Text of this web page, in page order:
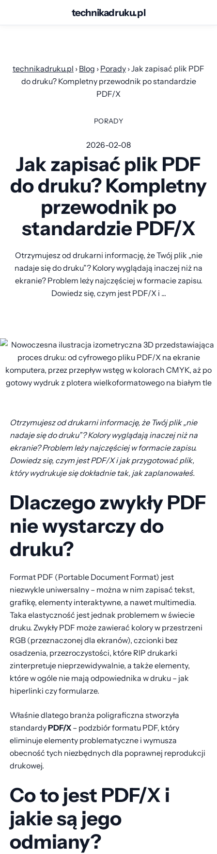
technikadruku.pl › Blog › Porady ›Jak zapisać plik PDF
do druku? Kompletny przewodnik po standardzie
PDF/X
PORADY
2026-02-08
Jak zapisać plik PDF
do druku? Kompletny
przewodnik po
standardzie PDF/X
Otrzymujesz od drukarni informację, że Twój plik „nie
nadaje się do druku”? Kolory wyglądają inaczej niż na
ekranie? Problem leży najczęściej w formacie zapisu.
Dowiedz się, czym jest PDF/X i ...
Otrzymujesz od drukarni informację, że Twój plik „nie
nadaje się do druku”? Kolory wyglądają inaczej niż na
ekranie? Problem leży najczęściej w formacie zapisu.
Dowiedz się, czym jest PDF/X i jak przygotować plik,
który wydrukuje się dokładnie tak, jak zaplanowałeś.
Dlaczego zwykły PDF
nie wystarczy do
druku?
Format PDF (Portable Document Format) jest
niezwykle uniwersalny – można w nim zapisać tekst,
grafikę, elementy interaktywne, a nawet multimedia.
Taka elastyczność jest jednak problemem w świecie
druku. Zwykły PDF może zawierać kolory w przestrzeni
RGB (przeznaczonej dla ekranów), czcionki bez
osadzenia, przezroczystości, które RIP drukarki
zinterpretuje nieprzewidywalnie, a także elementy,
które w ogóle nie mają odpowiednika w druku – jak
hiperlinki czy formularze.
Właśnie dlatego branża poligraficzna stworzyła
standardyPDF/X – podzbiór formatu PDF, który
eliminuje elementy problematyczne i wymusza
obecność tych niezbędnych dla poprawnej reprodukcji
drukowej.
Co to jest PDF/X i
jakie są jego
odmiany?
technikadruku.pl